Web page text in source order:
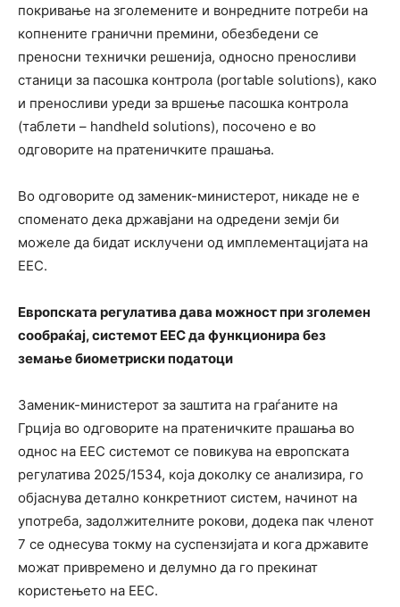
покривање на зголемените и вонредните потреби на
копнените гранични премини, обезбедени се
преносни технички решенија, односно преносливи
станици за пасошка контрола (portable solutions), како
и преносливи уреди за вршење пасошка контрола
(таблети – handheld solutions), посочено е во
одговорите на пратеничките прашања.
Во одговорите од заменик-министерот, никаде не е
споменато дека државјани на одредени земји би
можеле да бидат исклучени од имплементацијата на
ЕЕС.
Европската регулатива дава можност при зголемен
сообраќај, системот ЕЕС да функционира без
земање биометриски податоци
Заменик-министерот за заштита на граѓаните на
Грција во одговорите на пратеничките прашања во
однос на ЕЕС системот се повикува на европската
регулатива 2025/1534, која доколку се анализира, го
објаснува детално конкретниот систем, начинот на
употреба, задолжителните рокови, додека пак членот
7 се однесува токму на суспензијата и кога државите
можат привремено и делумно да го прекинат
користењето на ЕЕС.